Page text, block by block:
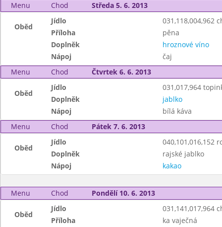
Menu
Chod Středa 5. 6. 2013
Oběd
Jídlo
031,118,004,962
Příloha
pěna
Doplněk
hroznové víno
Nápoj
čaj
Menu
Chod Čtvrtek 6. 6. 2013
Oběd
Jídlo
031,017,964
Doplněk
jablko
Nápoj
bílá káva
Menu
Chod Pátek 7. 6. 2013
Oběd
Jídlo
040,101,016,152
Doplněk
rajské jablko
Nápoj
kakao
Menu Chod Pondělí 10. 6. 2013
Oběd
Jídlo
031,141,017,964
Příloha
ka vaječná